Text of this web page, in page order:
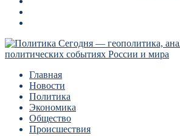
Главная
Новости
Политика
Экономика
Общество
Происшествия